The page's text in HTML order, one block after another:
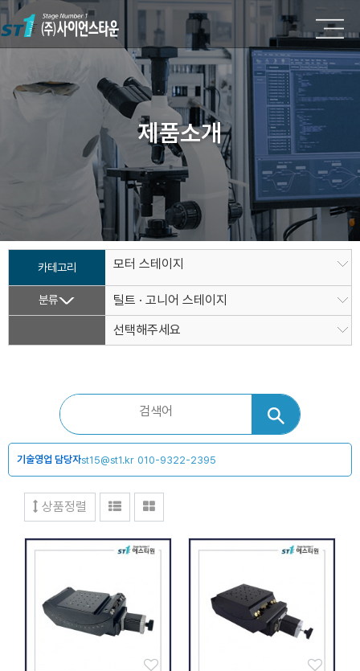
제품소개
카테고리 모터 스테이지
분류
틸트 · 고니어 스테이지
선택해주세요
기술영업 담당자st15@st1.kr 010-9322-2395
상품정렬